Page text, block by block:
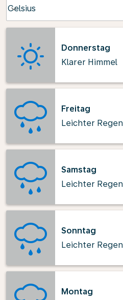
Celsius
keyboard_arrow_down
Donnerstag
Klarer Himmel
Freitag
Leichter Regen
Samstag
Leichter Regen
Sonntag
Leichter Regen
Montag